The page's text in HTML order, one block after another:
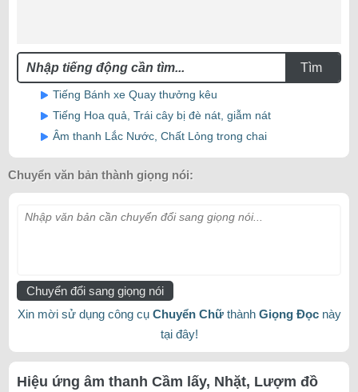
Tìm
Tiếng Bánh xe Quay thưởng kêu
Tiếng Hoa quả, Trái cây bị đè nát, giẫm nát
Âm thanh Lắc Nước, Chất Lỏng trong chai
Chuyển văn bản thành giọng nói:
Nhập văn bản cần chuyển đổi sang giọng nói...
Chuyển đổi sang giọng nói
Xin mời sử dụng công cụ Chuyển Chữthành Giọng Đọcnày
tại đây!
Hiệu ứng âm thanh Cầm lấy, Nhặt, Lượm đồ